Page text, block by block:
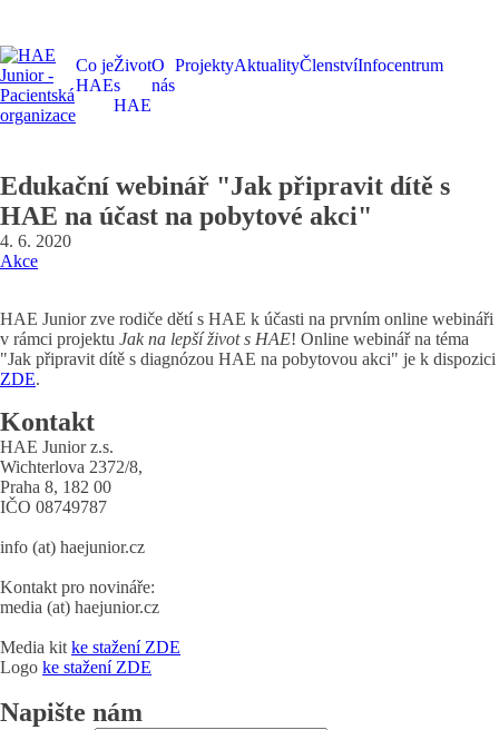
Co je
HAE
Život
s
HAE
O
nás
ProjektyAktualityČlenstvíInfocentrum
Edukační webinář "Jak připravit dítě s
HAE na účast na pobytové akci"
4. 6. 2020
Akce
HAE Junior zve rodiče dětí s HAE k účasti na prvním online webináři
v rámci projektu Jak na lepší život s HAE! Online webinář na téma
"Jak připravit dítě s diagnózou HAE na pobytovou akci" je k dispozici
ZDE.
Kontakt
HAE Junior z.s.
Wichterlova 2372/8,
Praha 8, 182 00
IČO 08749787
info (at) haejunior.cz
Kontakt pro novináře:
media (at) haejunior.cz
Media kit ke stažení ZDE
Logo ke stažení ZDE
Napište nám